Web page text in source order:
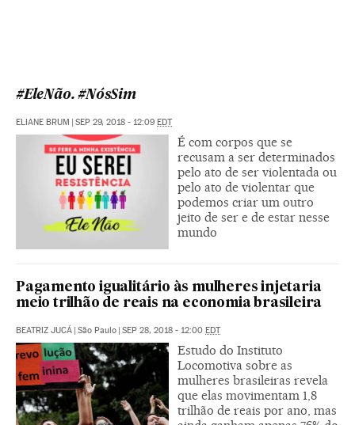
#EleNão. #NósSim
ELIANE BRUM | SEP 29, 2018 - 12:09 EDT
É com corpos que se
recusam a ser determinados
pelo ato de ser violentada ou
pelo ato de violentar que
podemos criar um outro
jeito de ser e de estar nesse
mundo
Pagamento igualitário às mulheres injetaria
meio trilhão de reais na economia brasileira
BEATRIZ JUCÁ | São Paulo | SEP 28, 2018 - 12:00 EDT
Estudo do Instituto
Locomotiva sobre as
mulheres brasileiras revela
que elas movimentam 1,8
trilhão de reais por ano, mas